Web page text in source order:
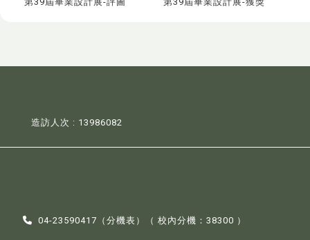
第39屆畢業設計展-評圖 第39屆畢業設計展-獲獎
造訪人次 : 13986082
04-23590417（分機表 ）（ 校內分機：38300 ）